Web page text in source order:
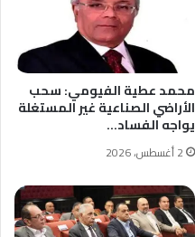
محمد عطية الفيومي: سحب
الأراضي الصناعية غير المستغلة
يواجه الفساد…
2 أغسطس، 2026